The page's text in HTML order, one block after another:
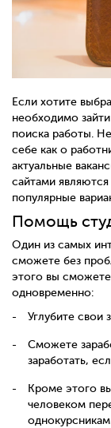
Если хотите
необходимо
поиска работы.
себе как о
актуальные
сайтами
популярные
Помощь
Один из самых
сможете без
этого вы сможете
одновременно:
Углубите свои
Сможете
заработать,
Кроме этого
человеком